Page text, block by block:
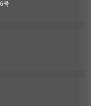
号